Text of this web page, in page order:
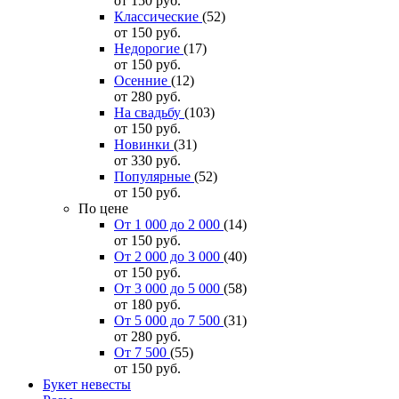
Классические (52)
от 150 руб.
Недорогие (17)
от 150 руб.
Осенние (12)
от 280 руб.
На свадьбу (103)
от 150 руб.
Новинки (31)
от 330 руб.
Популярные (52)
от 150 руб.
По цене
От 1 000 до 2 000 (14)
от 150 руб.
От 2 000 до 3 000 (40)
от 150 руб.
От 3 000 до 5 000 (58)
от 180 руб.
От 5 000 до 7 500 (31)
от 280 руб.
От 7 500 (55)
от 150 руб.
Букет невесты